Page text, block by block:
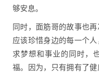
够安息。
同时，面筋哥的故事也
应该珍惜身边的每一个
求梦想和事业的同时，
福。因为，只有拥有了